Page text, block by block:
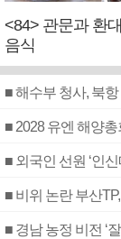
<84> 관문과 환
음식
■ 해수부 청사, 북
■ 2028 유엔 해양총
■ 외국인 선원 ‘인
■ 비위 논란 부산
■ 경남 농정 비전 ‘